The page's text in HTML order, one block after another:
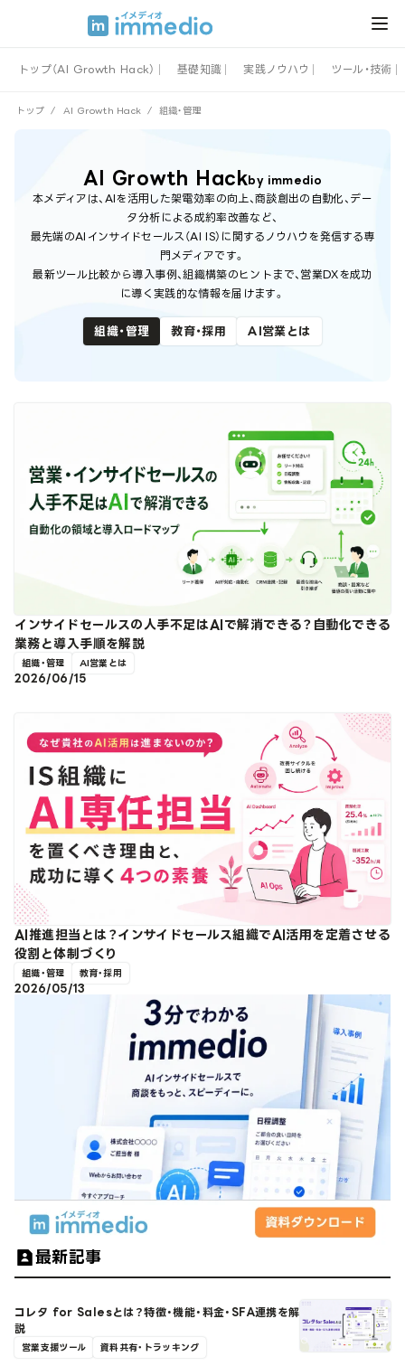
トップ（AI Growth Hack） 基礎知識 実践ノウハウ ツール・技術
トップ / AI Growth Hack / 組織・管理
AI Growth Hackby immedio
本メディアは、AIを活用した架電効率の向上、商談創出の自動化、デー
タ分析による成約率改善など、
最先端のAIインサイドセールス（AI IS）に関するノウハウを発信する専
門メディアです。
最新ツール比較から導入事例、組織構築のヒントまで、営業DXを成功
に導く実践的な情報を届けます。
組織・管理 教育・採用 AI営業とは
インサイドセールスの人手不足はAIで解消できる？自動化できる
業務と導入手順を解説
組織・管理 AI営業とは
2026/06/15
AI推進担当とは？インサイドセールス組織でAI活用を定着させる
役割と体制づくり
組織・管理 教育・採用
2026/05/13
最新記事
コレタ for Salesとは？特徴・機能・料金・SFA連携を解
説
営業支援ツール 資料共有・トラッキング